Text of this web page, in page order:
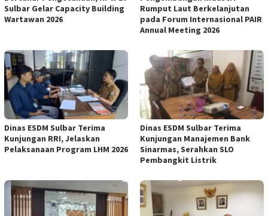
Sulbar Gelar Capacity Building
Wartawan 2026
Rumput Laut Berkelanjutan
pada Forum Internasional PAIR
Annual Meeting 2026
Dinas ESDM Sulbar Terima
Kunjungan RRI, Jelaskan
Pelaksanaan Program LHM 2026
Dinas ESDM Sulbar Terima
Kunjungan Manajemen Bank
Sinarmas, Serahkan SLO
Pembangkit Listrik